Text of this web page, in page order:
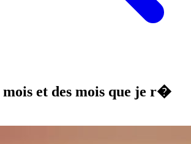
mois et des mois que je r�